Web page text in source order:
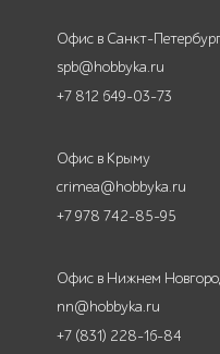
Офис в Санкт-
spb@hobbyka.ru
+7 812 649-03-73
Офис в Крыму
crimea@hobbyka.ru
+7 978 742-85-95
Офис в Нижнем
nn@hobbyka.ru
+7 (831) 228-16-84